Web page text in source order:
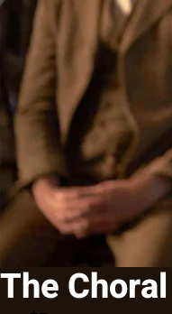
The Choral